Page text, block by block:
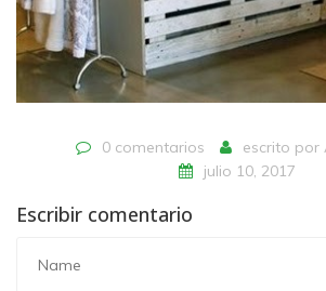
0 comentarios escrito por
julio 10, 2017
Escribir comentario